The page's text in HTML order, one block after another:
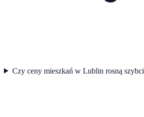
Czy ceny mieszkań w Lublin rosną